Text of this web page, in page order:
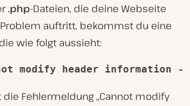
.php-Dateien, die deine Webseite
auftritt, bekommst du eine
wie folgt aussieht:
modify header
die Fehlermeldung „Cannot modify